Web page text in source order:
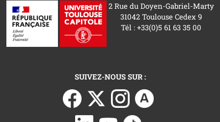
2 Rue du Doyen-Gabriel-Marty
31042 Toulouse Cedex 9
Tél : +33(0)5 61 63 35 00
SUIVEZ-NOUS SUR :